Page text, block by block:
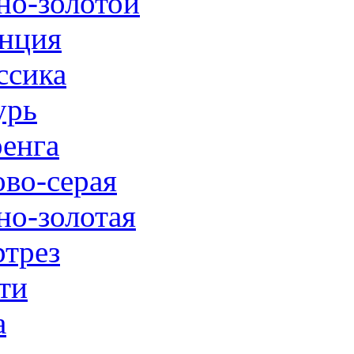
серая
золотая